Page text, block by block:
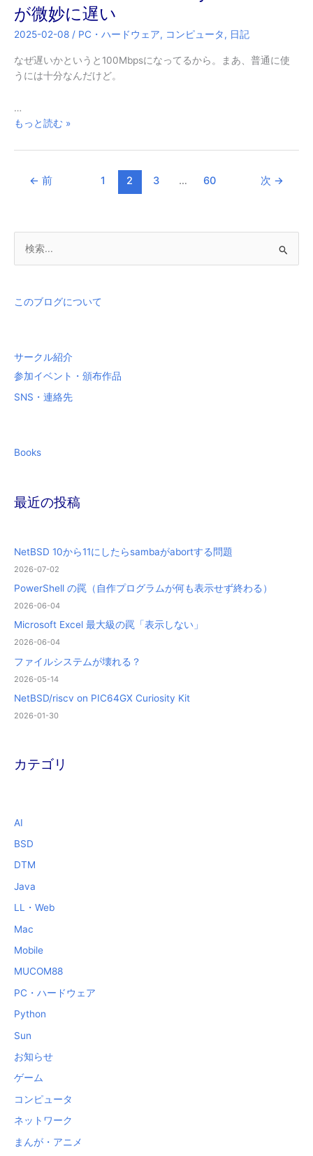
の
エ
ラ
ー
が
出
が微妙に遅い
2025-02-08 / PC・ハードウェア, コンピュータ, 日記
なぜ遅いかというと100Mbpsになってるから。まあ、普通に使
うには十分なんだけど。
…
Realtek
GBE
Controller
妙
もっと読む »
← 前 1 2 3 … 60 次 →
象
このブログについて
サークル紹介
参加イベント・頒布作品
SNS・連絡先
Books
最近の投稿
NetBSD 10から11にしたらsambaがabortする問題
2026-07-02
PowerShell の罠（自作プログラムが何も表示せず終わる）
2026-06-04
Microsoft Excel 最大級の罠「表示しない」
2026-06-04
ファイルシステムが壊れる？
2026-05-14
NetBSD/riscv on PIC64GX Curiosity Kit
2026-01-30
カテゴリ
AI
BSD
DTM
Java
LL・Web
Mac
Mobile
MUCOM88
PC・ハードウェア
Python
Sun
お知らせ
ゲーム
コンピュータ
ネットワーク
まんが・アニメ